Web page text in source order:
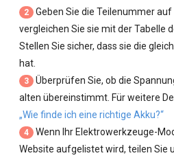
2
Geben Sie die Teilenummer
vergleichen Sie sie mit der Tabelle
Stellen Sie sicher, dass sie die
hat.
3
Überprüfen Sie, ob die
alten übereinstimmt. Für weitere
„Wie finde ich eine richtige Akku?“
4
Wenn Ihr Elektrowerkzeuge-
Website aufgelistet wird, teilen Sie